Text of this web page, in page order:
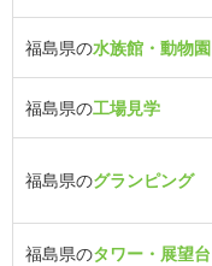
福島県の水族館・動物園
福島県の工場見学
福島県のグランピング
福島県のタワー・展望台